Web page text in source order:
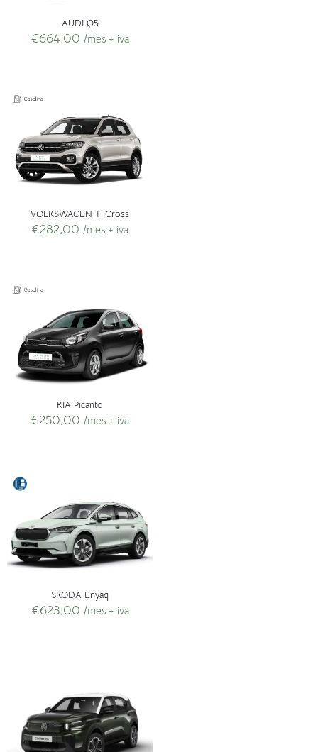
AUDI Q5
€664,00 /mes + iva
VOLKSWAGEN T-Cross
€282,00 /mes + iva
KIA Picanto
€250,00 /mes + iva
SKODA Enyaq
€623,00 /mes + iva